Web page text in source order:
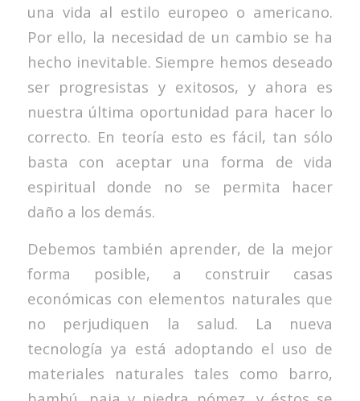
una vida al estilo europeo o americano.
Por ello, la necesidad de un cambio se ha
hecho inevitable. Siempre hemos deseado
ser progresistas y exitosos, y ahora es
nuestra última oportunidad para hacer lo
correcto. En teoría esto es fácil, tan sólo
basta con aceptar una forma de vida
espiritual donde no se permita hacer
daño a los demás.
Debemos también aprender, de la mejor
forma posible, a construir casas
económicas con elementos naturales que
no perjudiquen la salud. La nueva
tecnología ya está adoptando el uso de
materiales naturales tales como barro,